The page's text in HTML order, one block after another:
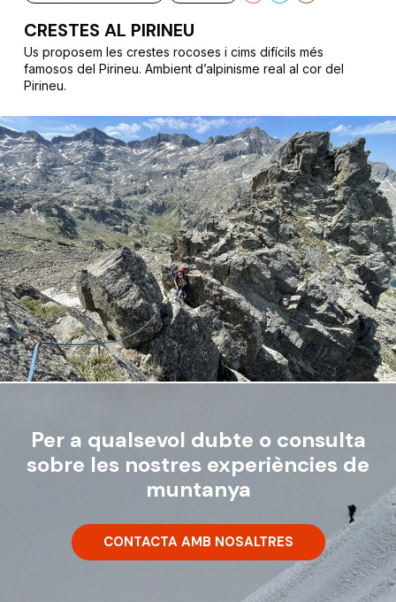
CRESTES AL PIRINEU
Us proposem les crestes rocoses i cims difícils més
famosos del Pirineu. Ambient d’alpinisme real al cor del
Pirineu.
Per a qualsevol dubte o consulta
sobre les nostres experiències de
muntanya
CONTACTA AMB NOSALTRES